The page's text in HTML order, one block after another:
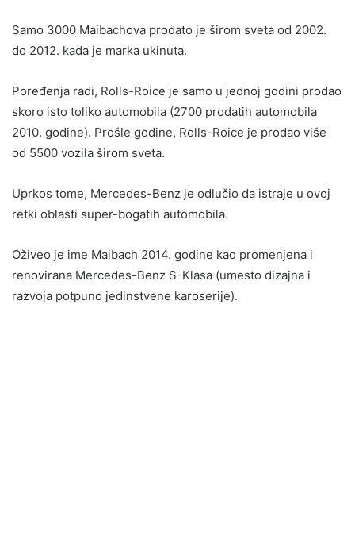
Samo 3000 Maibachova prodato je širom sveta od 2002.
do 2012. kada je marka ukinuta.
Poređenja radi, Rolls-Roice je samo u jednoj godini prodao
skoro isto toliko automobila (2700 prodatih automobila
2010. godine). Prošle godine, Rolls-Roice je prodao više
od 5500 vozila širom sveta.
Uprkos tome, Mercedes-Benz je odlučio da istraje u ovoj
retki oblasti super-bogatih automobila.
Oživeo je ime Maibach 2014. godine kao promenjena i
renovirana Mercedes-Benz S-Klasa (umesto dizajna i
razvoja potpuno jedinstvene karoserije).